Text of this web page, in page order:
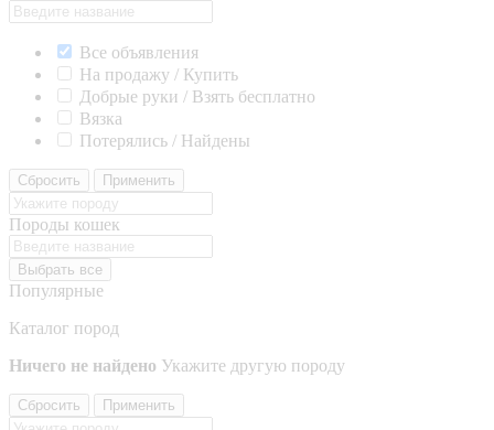
Все объявления
На продажу / Купить
Добрые руки / Взять бесплатно
Вязка
Потерялись / Найдены
Сбросить Применить
Породы кошек
Выбрать все
Популярные
Каталог пород
Ничего не найдено Укажите другую породу
Сбросить Применить